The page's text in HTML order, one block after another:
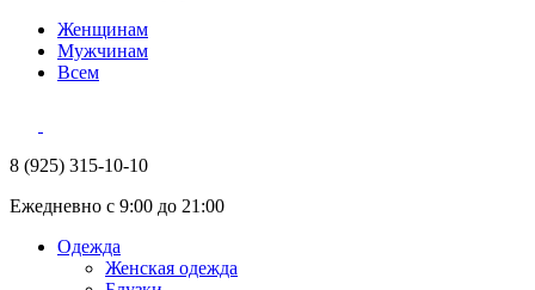
Женщинам
Мужчинам
Всем
8 (925) 315-10-10
Ежедневно с 9:00 до 21:00
Одежда
Женская одежда